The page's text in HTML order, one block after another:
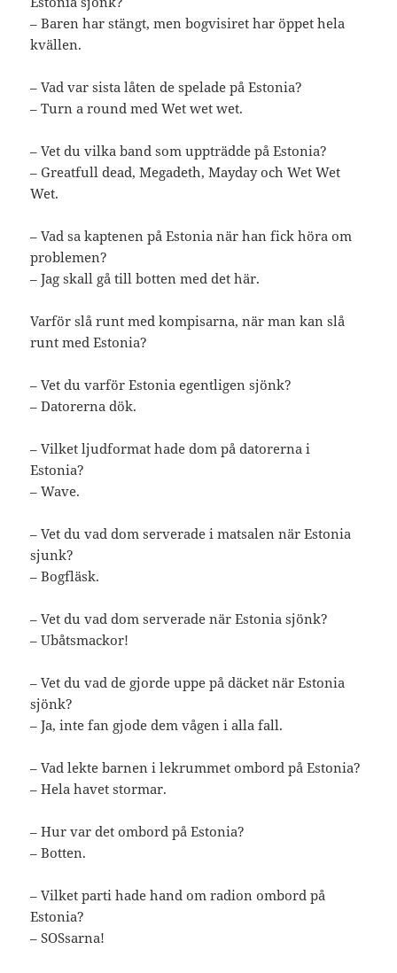
– Baren har stängt, men bogvisiret har öppet hela
kvällen.
– Vad var sista låten de spelade på Estonia?
– Turn a round med Wet wet wet.
– Vet du vilka band som uppträdde på Estonia?
– Greatfull dead, Megadeth, Mayday och Wet Wet
Wet.
– Vad sa kaptenen på Estonia när han fick höra om
problemen?
– Jag skall gå till botten med det här.
Varför slå runt med kompisarna, när man kan slå
runt med Estonia?
– Vet du varför Estonia egentligen sjönk?
– Datorerna dök.
– Vilket ljudformat hade dom på datorerna i
Estonia?
– Wave.
– Vet du vad dom serverade i matsalen när Estonia
sjunk?
– Bogfläsk.
– Vet du vad dom serverade när Estonia sjönk?
– Ubåtsmackor!
– Vet du vad de gjorde uppe på däcket när Estonia
sjönk?
– Ja, inte fan gjode dem vågen i alla fall.
– Vad lekte barnen i lekrummet ombord på Estonia?
– Hela havet stormar.
– Hur var det ombord på Estonia?
– Botten.
– Vilket parti hade hand om radion ombord på
Estonia?
– SOSsarna!